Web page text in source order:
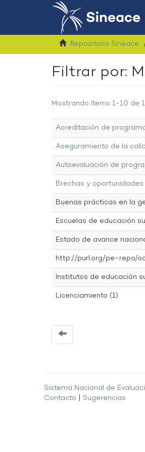
Repositorio Sineace
Filtrar por:
Mostrando ítems 1-10 de 1
Acreditación de
Aseguramiento de la
Autoevaluación de
Brechas y oportunidades
Buenas prácticas en la
Escuelas de educación
Estado de avance
http://purl.org/pe-repo/
Institutos de educación
Licenciamiento (1)
Sistema Nacional de
Contacto
Sugerencias